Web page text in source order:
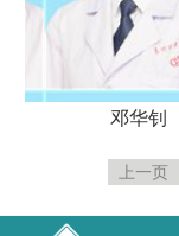
邓华钊
上一页